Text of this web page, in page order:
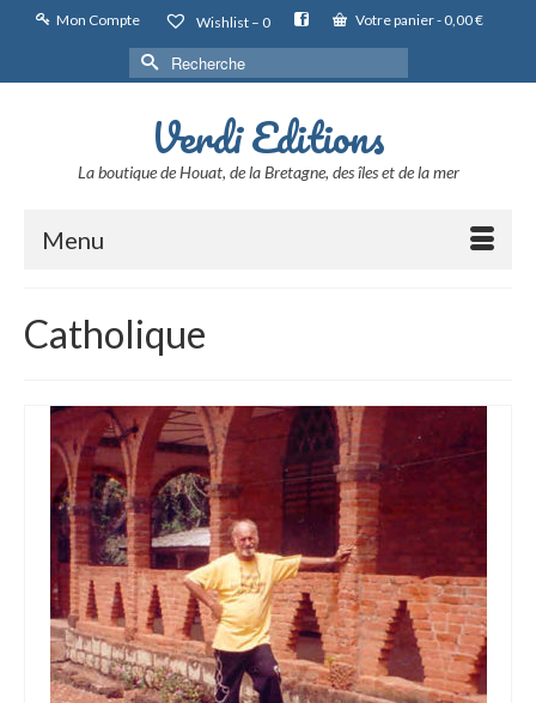
Mon Compte Wishlist – 0 Votre panier- 0,00€
Rechercher :
Verdi Editions
La boutique de Houat, de la Bretagne, des îles et de la mer
Menu
Catholique